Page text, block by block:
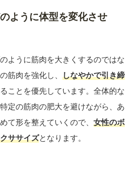
ように体型を変化させ
ように筋肉を大きくするのではな
筋肉を強化し、 しなやかで引き締
ことを優先しています。全体的な
定の筋肉の肥大を避けながら、あ
て形を整えていくので、 女性のボ
ササイズとなります。